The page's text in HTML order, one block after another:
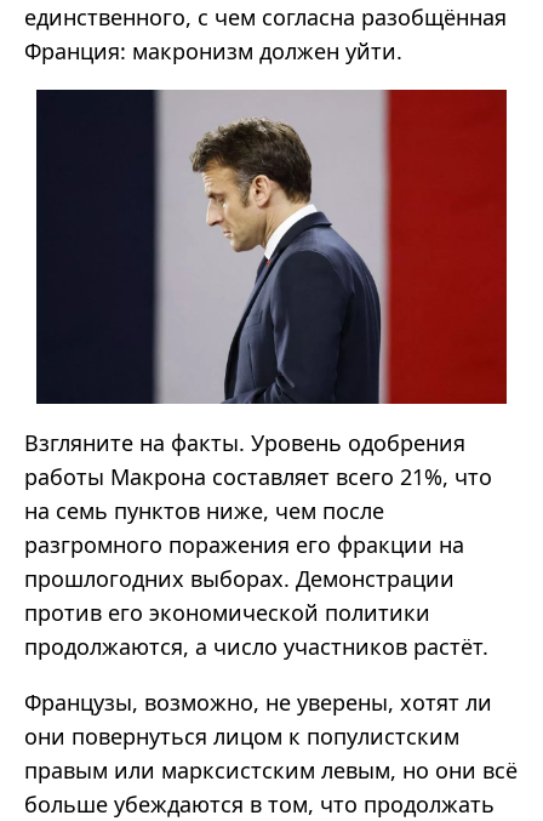
единственного, с чем согласна разобщённая
Франция: макронизм должен уйти.
Взгляните на факты. Уровень одобрения
работы Макрона составляет всего 21%, что
на семь пунктов ниже, чем после
разгромного поражения его фракции на
прошлогодних выборах. Демонстрации
против его экономической политики
продолжаются, а число участников растёт.
Французы, возможно, не уверены, хотят ли
они повернуться лицом к популистским
правым или марксистским левым, но они всё
больше убеждаются в том, что продолжать